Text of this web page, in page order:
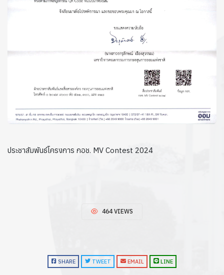
ประชาสัมพันธ์โครงการ กอช. MV Contest 2024
464 VIEWS
SHARE TWEET EMAIL LINE